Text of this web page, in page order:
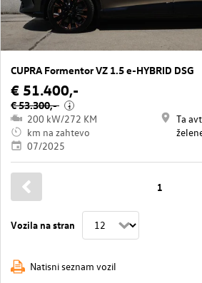
CUPRA Formentor VZ 1.5 e-HYBRID DSG
€ 51.400,-
€ 53.300,- i
200 kW/272 KM
km na zahtevo
07/2025
Ta
Vozila na stran
1
Natisni seznam vozil